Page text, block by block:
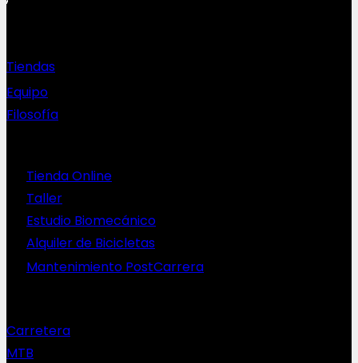
Tiendas
Equipo
Filosofía
Tienda Online
Taller
Estudio Biomecánico
Alquiler de Bicicletas
Mantenimiento PostCarrera
Carretera
MTB